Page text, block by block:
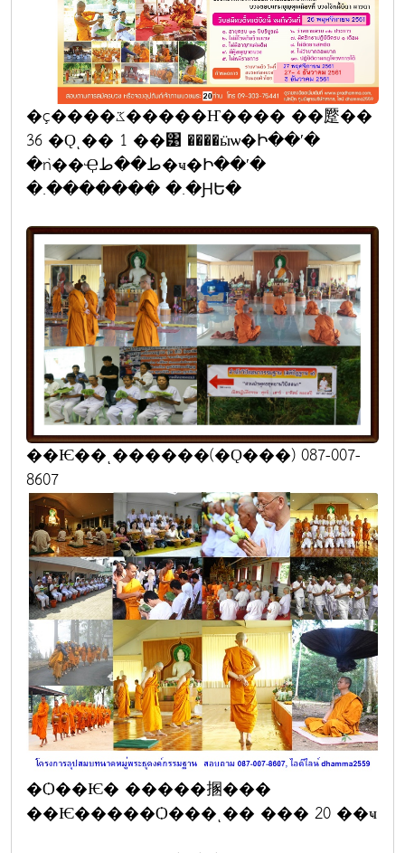
�ç����ػ�����Ҥ���� ��蹷��
36 �Ǫͺ�� 1 ��͹ ����ӹѡ�Ի��ʹ�
�ǹ��Ҿط��ط�ҹ�Ի��ʹ�
�.������� �.�ԨԵ�
��Ѥ��ͺ������(�Ǫ���) 087-007-
8607
�Ѻ��Ѥ� �����㨡���
��Ѥ�����Ѻ���ͺ�� ��� 20 ��ҹ